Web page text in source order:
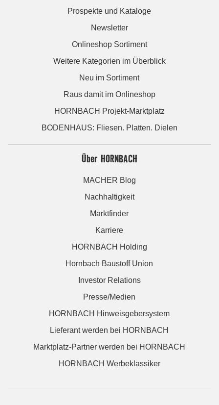
Prospekte und Kataloge
Newsletter
Onlineshop Sortiment
Weitere Kategorien im Überblick
Neu im Sortiment
Raus damit im Onlineshop
HORNBACH Projekt-Marktplatz
BODENHAUS: Fliesen. Platten. Dielen
Über HORNBACH
MACHER Blog
Nachhaltigkeit
Marktfinder
Karriere
HORNBACH Holding
Hornbach Baustoff Union
Investor Relations
Presse/Medien
HORNBACH Hinweisgebersystem
Lieferant werden bei HORNBACH
Marktplatz-Partner werden bei HORNBACH
HORNBACH Werbeklassiker